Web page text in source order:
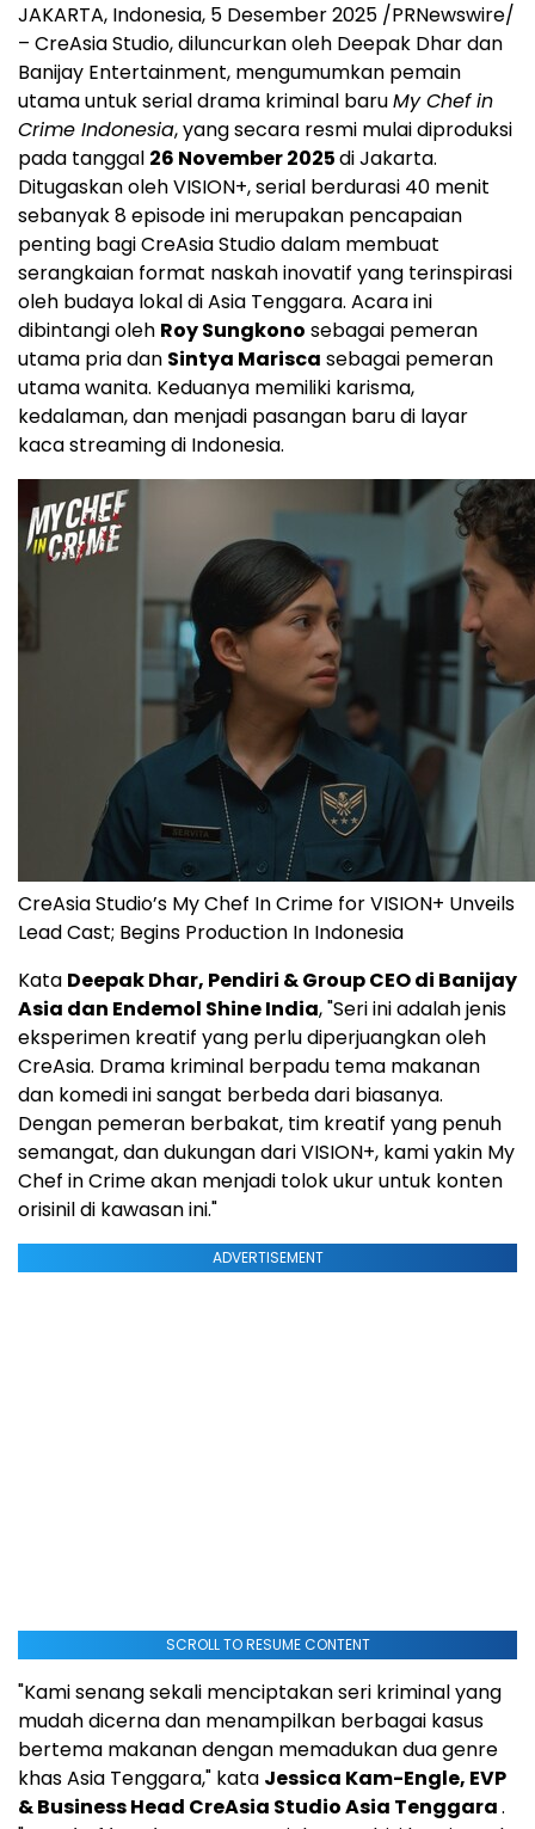
JAKARTA, Indonesia, 5 Desember 2025 /PRNewswire/
– CreAsia Studio, diluncurkan oleh Deepak Dhardan
Banijay Entertainment, mengumumkan pemain
utama untuk serial drama kriminal baruMy Chef in
Crime Indonesia, yang secara resmi mulai diproduksi
pada tanggal 26 November 2025diJakarta.
Ditugaskan oleh VISION+, serial berdurasi 40 menit
sebanyak 8 episode ini merupakan pencapaian
penting bagi CreAsia Studio dalam membuat
serangkaian format naskah inovatif yang terinspirasi
oleh budaya lokal diAsia Tenggara. Acara ini
dibintangi oleh Roy Sungkono sebagai pemeran
utama pria dan Sintya Marisca sebagai pemeran
utama wanita. Keduanya memiliki karisma,
kedalaman, dan menjadi pasangan baru di layar
kaca streaming di Indonesia.
CreAsia Studio’s My Chef In Crime for VISION+ Unveils
Lead Cast; Begins Production In Indonesia
Kata Deepak Dhar, Pendiri & Group CEO di Banijay
Asia dan Endemol Shine India, "Seri ini adalah jenis
eksperimen kreatif yang perlu diperjuangkan oleh
CreAsia. Drama kriminal berpadu tema makanan
dan komedi ini sangat berbeda dari biasanya.
Dengan pemeran berbakat, tim kreatif yang penuh
semangat, dan dukungan dari VISION+, kami yakin My
Chef in Crime akan menjadi tolok ukur untuk konten
orisinil di kawasan ini."
ADVERTISEMENT
SCROLL TO RESUME CONTENT
"Kami senang sekali menciptakan seri kriminal yang
mudah dicerna dan menampilkan berbagai kasus
bertema makanan dengan memadukan dua genre
khasAsia Tenggara," kata Jessica Kam-Engle, EVP
& Business Head CreAsia Studio Asia Tenggara.